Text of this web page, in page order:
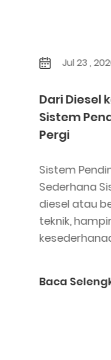
Jul 23 ,
Dari Diesel
Sistem
Pergi
Sistem
Sederhana
diesel atau
teknik,
Baca